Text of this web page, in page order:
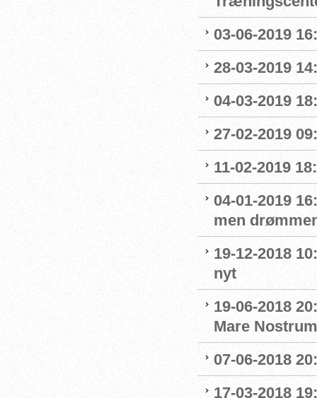
03-06-2019
28-03-2019
04-03-2019
27-02-2019
11-02-2019
04-01-2019
men
19-12-2018
nyt
19-06-2018
Mare Nostrum
07-06-2018
17-03-2018